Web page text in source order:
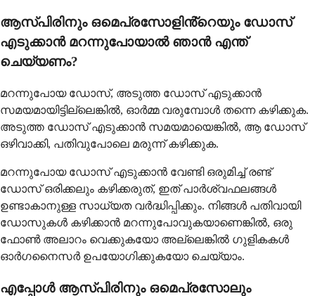
ആസ്പിരിനും ഒമെപ്രസോളിൻ്റെയും ഡോസ്
എടുക്കാൻ മറന്നുപോയാൽ ഞാൻ എന്ത്
ചെയ്യണം?
മറന്നുപോയ ഡോസ്, അടുത്ത ഡോസ് എടുക്കാൻ
സമയമായിട്ടില്ലെങ്കിൽ, ഓർമ്മ വരുമ്പോൾ തന്നെ കഴിക്കുക.
അടുത്ത ഡോസ് എടുക്കാൻ സമയമായെങ്കിൽ, ആ ഡോസ്
ഒഴിവാക്കി, പതിവുപോലെ മരുന്ന് കഴിക്കുക.
മറന്നുപോയ ഡോസ് എടുക്കാൻ വേണ്ടി ഒരുമിച്ച് രണ്ട്
ഡോസ് ഒരിക്കലും കഴിക്കരുത്, ഇത് പാർശ്വഫലങ്ങൾ
ഉണ്ടാകാനുള്ള സാധ്യത വർദ്ധിപ്പിക്കും. നിങ്ങൾ പതിവായി
ഡോസുകൾ കഴിക്കാൻ മറന്നുപോവുകയാണെങ്കിൽ, ഒരു
ഫോൺ അലാറം വെക്കുകയോ അല്ലെങ്കിൽ ഗുളികകൾ
ഓർഗനൈസർ ഉപയോഗിക്കുകയോ ചെയ്യാം.
എപ്പോൾ ആസ്പിരിനും ഒമെപ്രസോലും